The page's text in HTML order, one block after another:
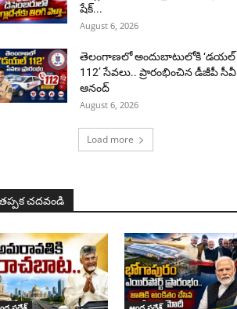
షేక్...
August 6, 2026
తెలంగాణలో అందుబాటులోకి ‘డయల్
112’ సేవలు.. ప్రారంభించిన డీజీపీ సీవీ
ఆనంద్
August 6, 2026
Load more
చదవండి